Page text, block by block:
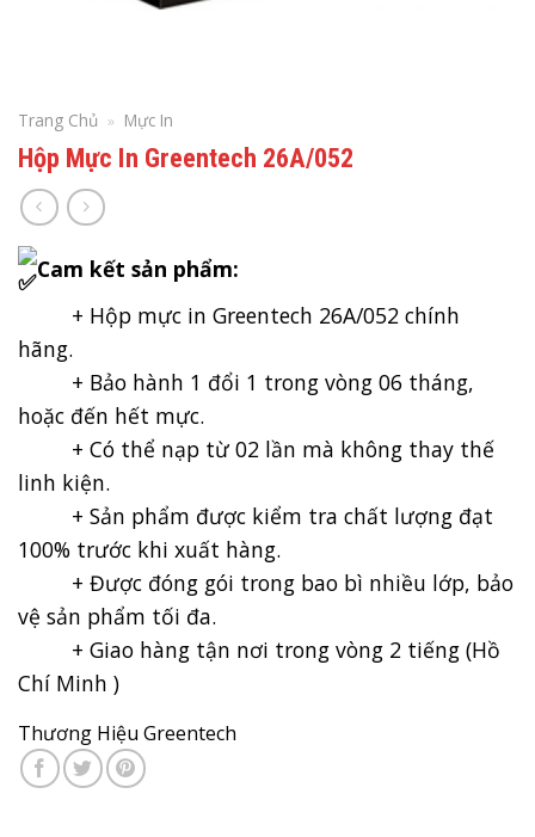
Trang Chủ » Mực In
Hộp Mực In Greentech 26A/052
Cam kết sản phẩm:
+ Hộp mực in Greentech 26A/052 chính
hãng.
+ Bảo hành 1 đổi 1 trong vòng 06 tháng,
hoặc đến hết mực.
+ Có thể nạp từ 02 lần mà không thay thế
linh kiện.
+ Sản phẩm được kiểm tra chất lượng đạt
100% trước khi xuất hàng.
+ Được đóng gói trong bao bì nhiều lớp, bảo
vệ sản phẩm tối đa.
+ Giao hàng tận nơi trong vòng 2 tiếng (Hồ
Chí Minh )
Thương Hiệu Greentech